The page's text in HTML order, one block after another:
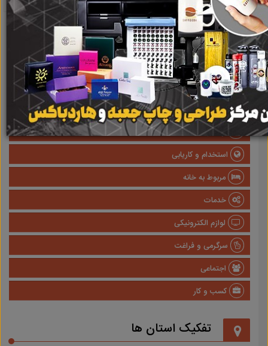
گروه ها
املاک
صنعتی
پزشکی و سلامت
وسایل نقلیه
استخدام و کاریابی
مربوط به خانه
خدمات
لوازم الکترونیکی
سرگرمی و فراغت
اجتماعی
کسب و کار
تفکیک استان ها